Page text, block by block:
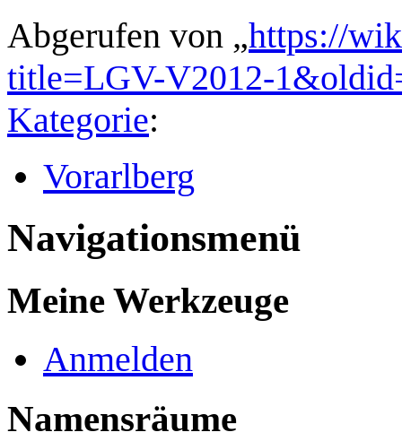
Abgerufen von „https://
title=LGV-V2012-
Kategorie:
Vorarlberg
Navigationsmenü
Meine Werkzeuge
Anmelden
Namensräume